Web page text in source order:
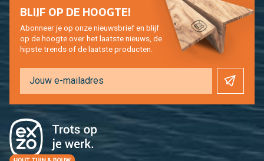
BLIJF OP DE HOOG­TE!
Abon­neer je op onze nieuws­brief en blijf
op de hoog­te over het laat­ste nieuws, de
hip­s­te trends of de laat­ste pro­duc­ten.